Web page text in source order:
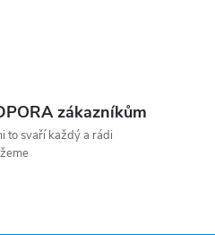
zákazníkům
to svaří každý a rádi